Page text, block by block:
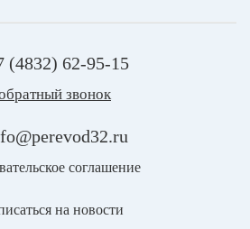
(4832) 62-95-15
звонок
соглашение
на новости